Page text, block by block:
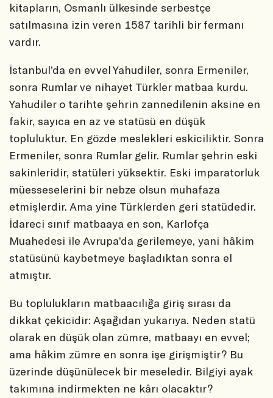
kitapların, Osmanlı ülkesinde serbestçe
satılmasına izin veren 1587 tarihli bir fermanı
vardır.
İstanbul’da en evvel Yahudiler, sonra Ermeniler,
sonra Rumlar ve nihayet Türkler matbaa kurdu.
Yahudiler o tarihte şehrin zannedilenin aksine en
fakir, sayıca en az ve statüsü en düşük
topluluktur. En gözde meslekleri eskiciliktir. Sonra
Ermeniler, sonra Rumlar gelir. Rumlar şehrin eski
sakinleridir, statüleri yüksektir. Eski imparatorluk
müesseselerini bir nebze olsun muhafaza
etmişlerdir. Ama yine Türklerden geri statüdedir.
İdareci sınıf matbaaya en son, Karlofça
Muahedesi ile Avrupa’da gerilemeye, yani hâkim
statüsünü kaybetmeye başladıktan sonra el
atmıştır.
Bu toplulukların matbaacılığa giriş sırası da
dikkat çekicidir: Aşağıdan yukarıya. Neden statü
olarak en düşük olan zümre, matbaayı en evvel;
ama hâkim zümre en sonra işe girişmiştir? Bu
üzerinde düşünülecek bir meseledir. Bilgiyi ayak
takımına indirmekten ne kârı olacaktır?